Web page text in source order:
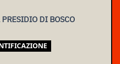
DI BOSCO